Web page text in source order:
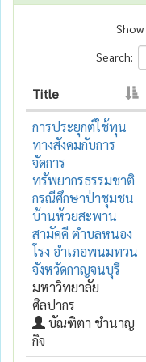
Show
Search:
Title
การประยุกต์ใช้ทุน
ทางสังคมกับการ
จัดการ
ทรัพยากรธรรมชาติ
กรณีศึกษาป่าชุมชน
บ้านห้วยสะพาน
สามัคคี ตำบลหนอง
โรง อำเภอพนมทวน
จังหวัดกาญจนบุรี
มหาวิทยาลัย
ศิลปากร
บัณฑิตา ชำนาญ
กิจ